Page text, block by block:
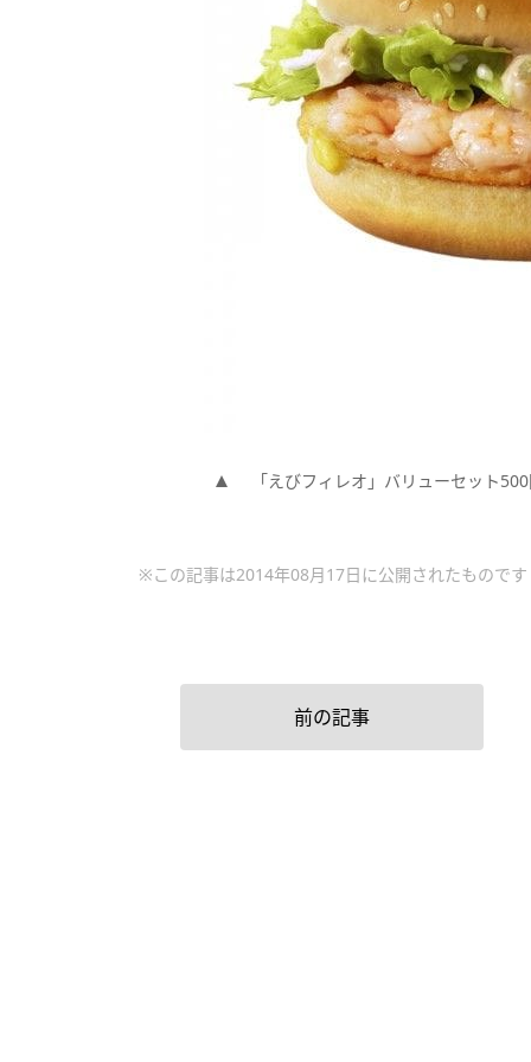
「えびフィレオ」バリューセット
※この記事は2014年08月17日に公開されたものです
前の記事